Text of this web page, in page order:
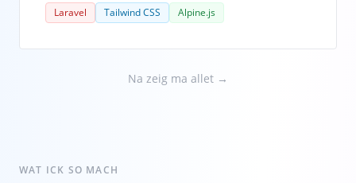
Laravel Tailwind CSS Alpine.js
Na zeig ma allet →
WAT ICK SO MACH